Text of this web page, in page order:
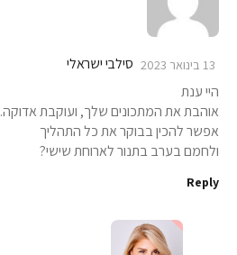
סילבי ישראלי 13 בינואר 2023
היי ענת
אוהבת את המתכונים שלך, ועוקבת אדוקה.
אפשר להכין בבוקר את כל התהליך
ולחמם בערב בתנור לארוחת שישי?
Reply